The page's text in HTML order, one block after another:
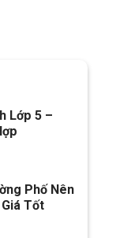
Lớp 5 –
Phố Nên
Tốt